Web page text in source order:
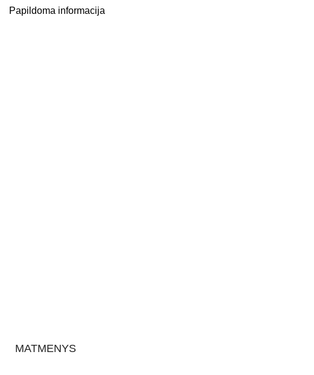
Papildoma informacija
MATMENYS